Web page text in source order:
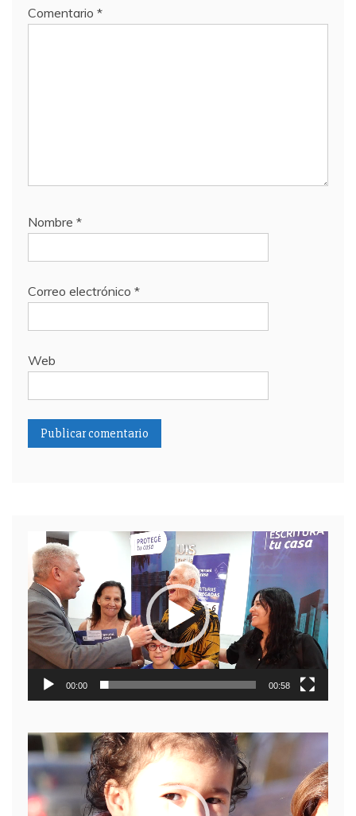
Comentario *
Nombre *
Correo electrónico *
Web
Reproductor
de
video
00:00 00:58
Reproductor
de
video